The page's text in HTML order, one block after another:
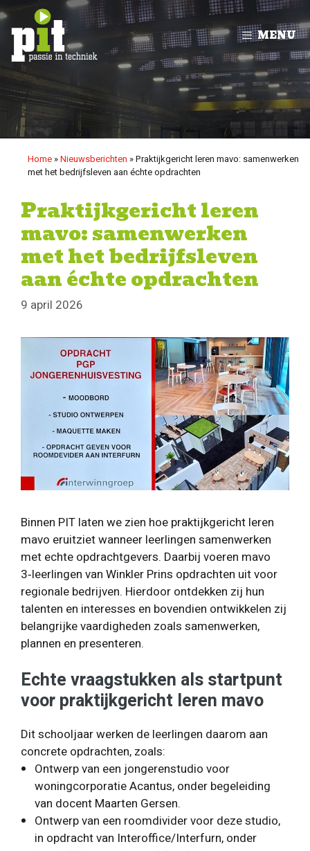
Ga
naar
inhoud
MENU
Home»Nieuwsberichten »Praktijkgericht leren mavo: samenwerken
met het bedrijfsleven aan échte opdrachten
Praktijkgericht leren
mavo: samenwerken
met het bedrijfsleven
aan échte opdrachten
9 april 2026
Binnen PIT laten we zien hoe praktijkgericht leren
mavo eruitziet wanneer leerlingen samenwerken
met echte opdrachtgevers. Daarbij voeren mavo
3‑leerlingen van Winkler Prins opdrachten uit voor
regionale bedrijven. Hierdoor ontdekken zij hun
talenten en interesses en bovendien ontwikkelen zij
belangrijke vaardigheden zoals samenwerken,
plannen en presenteren.
Echte vraagstukken als startpunt
voor praktijkgericht leren mavo
Dit schooljaar werken de leerlingen daarom aan
concrete opdrachten, zoals:
Ontwerp van een jongerenstudio voor
woningcorporatie Acantus, onder begeleiding
van docent Maarten Gersen.
Ontwerp van een roomdivider voor deze studio,
in opdracht van Interoffice/Interfurn, onder